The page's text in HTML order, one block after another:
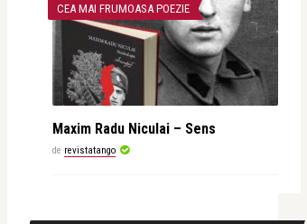
CEA MAI FRUMOASA POEZIE
Maxim Radu Niculai – Sens
de revistatango